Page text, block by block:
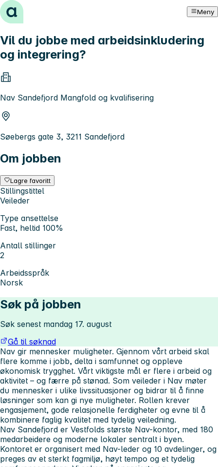
Hopp til innhold Meny
Vil du jobbe med arbeidsinkludering
og integrering?
Nav Sandefjord Mangfold og kvalifisering
Søebergs gate 3, 3211 Sandefjord
Om jobben
Lagre favoritt
Stillingstittel
Veileder
Type ansettelse
Fast, heltid 100%
Antall stillinger
2
Arbeidsspråk
Norsk
Søk på jobben
Søk senest mandag 17. august
Gå til søknad
Nav gir mennesker muligheter. Gjennom vårt arbeid skal
flere komme i jobb, delta i samfunnet og oppleve
økonomisk trygghet. Vårt viktigste mål er flere i arbeid og
aktivitet – og færre på stønad. Som veileder i Nav møter
du mennesker i ulike livssituasjoner og bidrar til å finne
løsninger som kan gi nye muligheter. Rollen krever
engasjement, gode relasjonelle ferdigheter og evne til å
kombinere faglig kvalitet med tydelig veiledning.
Nav Sandefjord er Vestfolds største Nav-kontor, med 180
medarbeidere og moderne lokaler sentralt i byen.
Kontoret er organisert med Nav-leder og 10 avdelinger, og
preges av et sterkt fagmiljø, høyt tempo og et tydelig